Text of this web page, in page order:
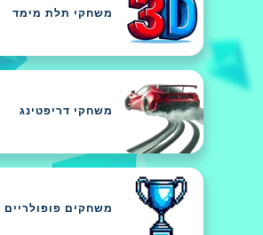
משחקי תלת מימד
משחקי דריפטינג
משחקים פופולריים